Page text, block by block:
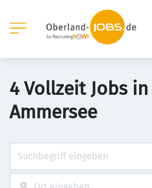
4 Vollzeit Jobs
Ammersee